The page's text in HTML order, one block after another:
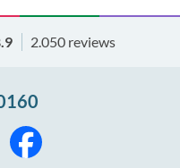
2.050 reviews